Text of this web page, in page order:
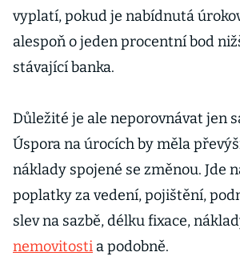
vyplatí, pokud je nabídnutá
alespoň o jeden procentní bod
stávající banka.
Důležité je ale neporovnávat jen
Úspora na úrocích by měla
náklady spojené se změnou. Jde
poplatky za vedení, pojištění,
slev na sazbě, délku fixace,
nemovitosti a podobně.